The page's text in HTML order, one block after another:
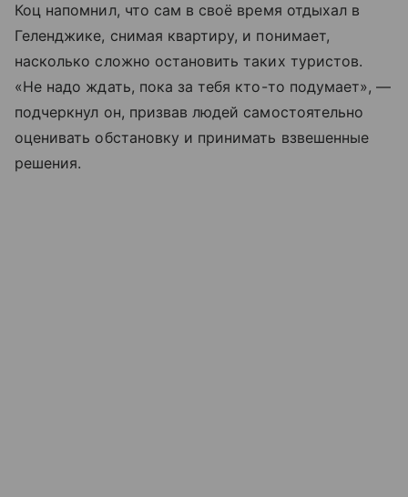
Коц напомнил, что сам в своё время отдыхал в
Геленджике, снимая квартиру, и понимает,
насколько сложно остановить таких туристов.
«Не надо ждать, пока за тебя кто-то подумает», —
подчеркнул он, призвав людей самостоятельно
оценивать обстановку и принимать взвешенные
решения.